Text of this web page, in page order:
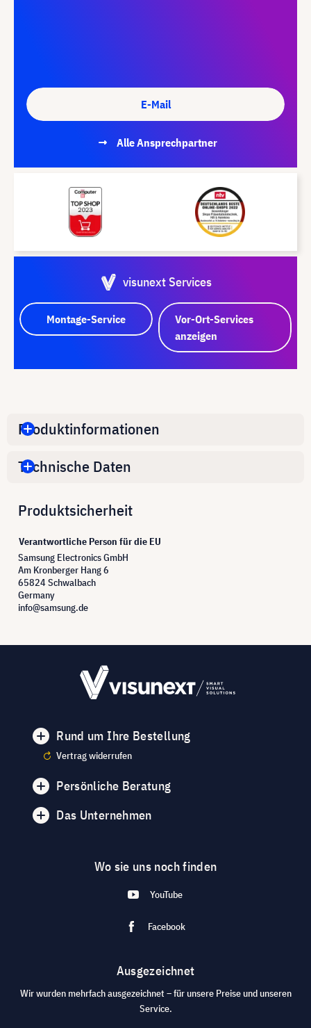
E-Mail
Alle Ansprechpartner
visunext Services
Montage-Service
Vor-Ort-Services
anzeigen
Produktinformationen
Technische Daten
Produktsicherheit
Verantwortliche Person für die EU
Samsung Electronics GmbH
Am Kronberger Hang 6
65824 Schwalbach
Germany
info@samsung.de
Rund um Ihre Bestellung
Vertrag widerrufen
Persönliche Beratung
Das Unternehmen
Wo sie uns noch finden
YouTube
Facebook
Ausgezeichnet
Wir wurden mehrfach ausgezeichnet – für unsere Preise und unseren
Service.